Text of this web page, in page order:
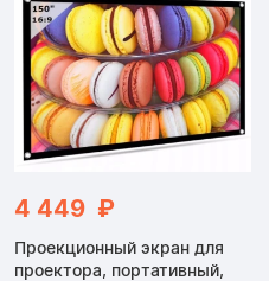
4 449 ₽
Проекционный экран для
проектора, портативный,